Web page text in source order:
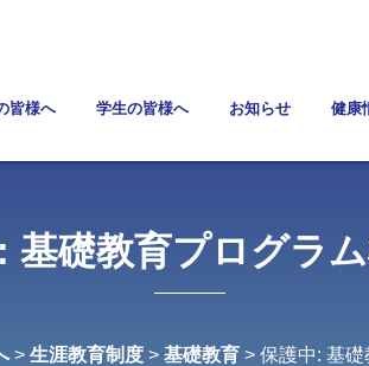
皆様へ 学生の皆様へ お知らせ 健康
基礎教育プログラ
> 生涯教育制度 > 基礎教育 > 保護中: 基